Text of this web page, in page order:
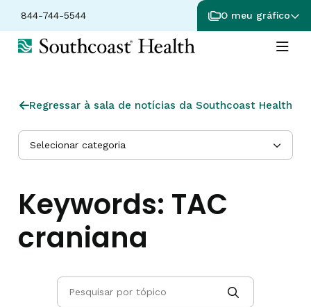
844-744-5544 O meu gráfico
Regressar à sala de notícias da Southcoast Health
Selecionar categoria
Keywords: TAC
craniana